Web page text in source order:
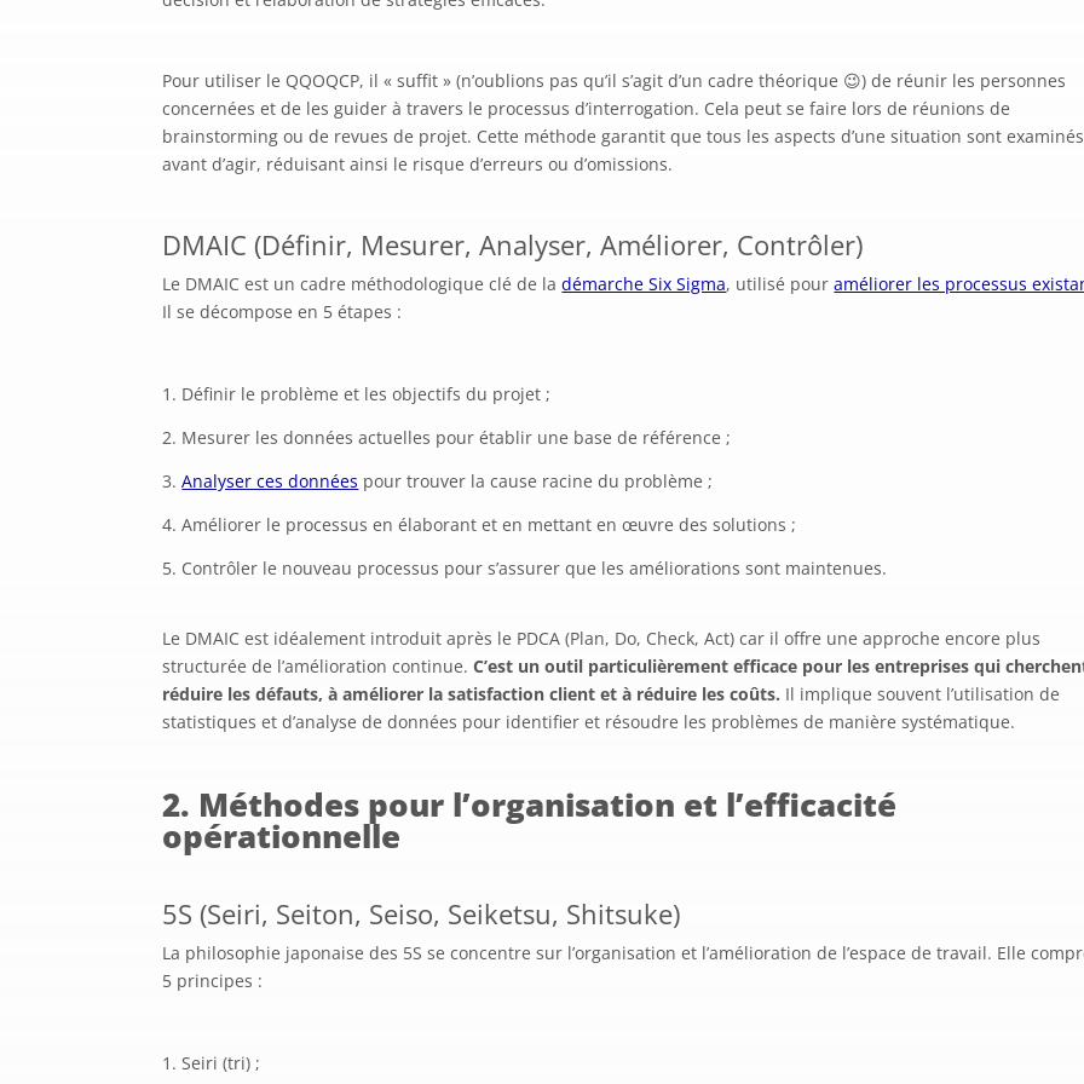
Pour utiliser le QQOQCP, il « suffit » (n’oublions pas qu’il s’agit d’un cadre théorique 😉) de réunir les personnes
concernées et de les guider à travers le processus d’interrogation. Cela peut se faire lors de réunions de
brainstorming ou de revues de projet. Cette méthode garantit que tous les aspects d’une situation sont examinés
avant d’agir, réduisant ainsi le risque d’erreurs ou d’omissions.
DMAIC (Définir, Mesurer, Analyser, Améliorer, Contrôler)
Le DMAIC est un cadre méthodologique clé de ladémarche Six Sigma, utilisé pouraméliorer les processus
Il se décompose en 5 étapes :
Définir le problème et les objectifs du projet ;
Mesurer les données actuelles pour établir une base de référence ;
Analyser ces données pour trouver la cause racine du problème ;
Améliorer le processus en élaborant et en mettant en œuvre des solutions ;
Contrôler le nouveau processus pour s’assurer que les améliorations sont maintenues.
Le DMAIC est idéalement introduit après le PDCA (Plan, Do, Check, Act) car il offre une approche encore plus
structurée de l’amélioration continue.C’est un outil particulièrement efficace pour les entreprises qui
réduire les défauts, à améliorer la satisfaction client et à réduire les coûts. Il implique souvent l’utilisation de
statistiques et d’analyse de données pour identifier et résoudre les problèmes de manière systématique.
2. Méthodes pour l’organisation et l’efficacité
opérationnelle
5S (Seiri, Seiton, Seiso, Seiketsu, Shitsuke)
La philosophie japonaise des 5S se concentre sur l’organisation et l’amélioration de l’espace de travail. Elle
5 principes :
Seiri (tri) ;